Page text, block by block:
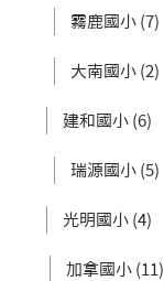
霧鹿國小 (7)
大南國小 (2)
建和國小 (6)
瑞源國小 (5)
光明國小 (4)
加拿國小 (11)